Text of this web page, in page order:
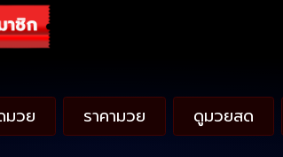
มวย ราคามวย ดูมวยสด